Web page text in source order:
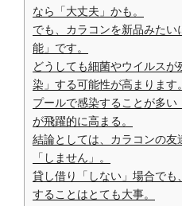
なら「大丈夫」かも。
でも、カラコンを新品みた
能」です。
どうしても細菌やウイルス
染」する可能性が高まります。
プールで感染することが多
が飛躍的に高まる。
結論としては、カラコンの友
「しません」。
貸し借り「しない」場合で
することはとても大事。